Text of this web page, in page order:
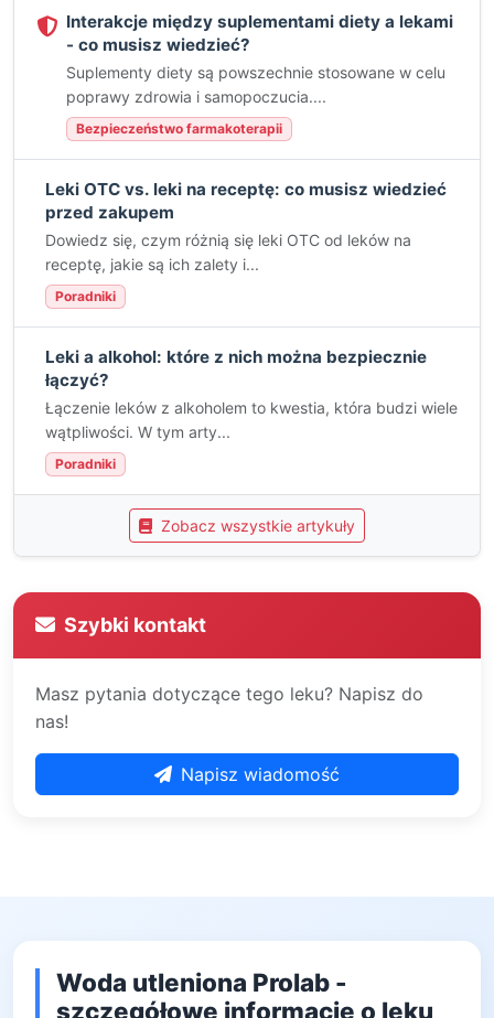
Interakcje między suplementami diety a lekami
- co musisz wiedzieć?
Suplementy diety są powszechnie stosowane w celu
poprawy zdrowia i samopoczucia....
Bezpieczeństwo farmakoterapii
Leki OTC vs. leki na receptę: co musisz wiedzieć
przed zakupem
Dowiedz się, czym różnią się leki OTC od leków na
receptę, jakie są ich zalety i...
Poradniki
Leki a alkohol: które z nich można bezpiecznie
łączyć?
Łączenie leków z alkoholem to kwestia, która budzi wiele
wątpliwości. W tym arty...
Poradniki
Zobacz wszystkie artykuły
Szybki kontakt
Masz pytania dotyczące tego leku? Napisz do
nas!
Napisz wiadomość
Woda utleniona Prolab -
szczegółowe informacje o leku